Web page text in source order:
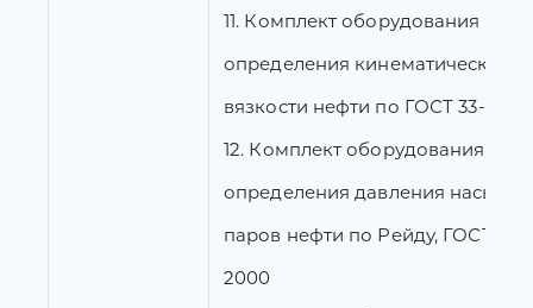
11. Комплект оборудования для
определения кинематической
вязкости нефти по ГОСТ 33-2000
12. Комплект оборудования для
определения давления
паров нефти по Рейду, ГОСТ
2000